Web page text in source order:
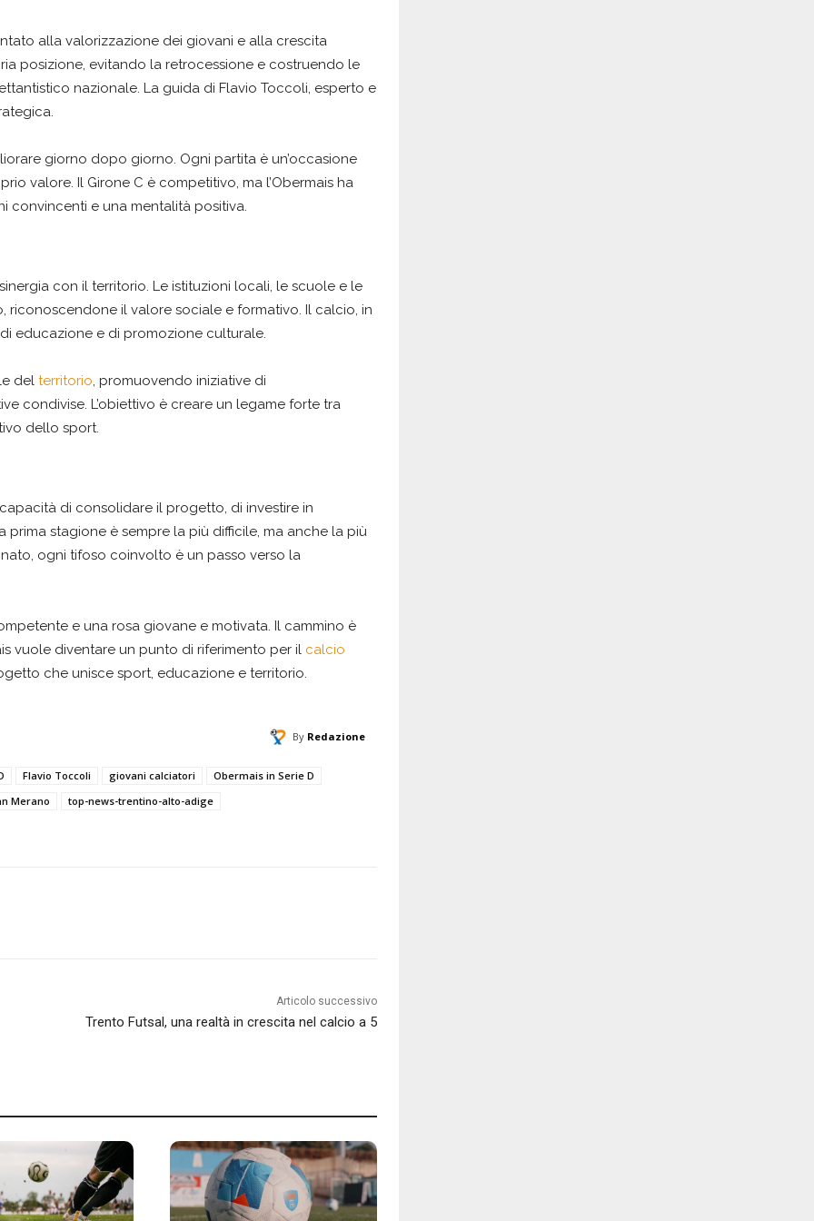
alla valorizzazione dei giovani e alla crescita
posizione, evitando la retrocessione e costruendo le
nazionale. La guida di Flavio Toccoli, esperto e
giorno dopo giorno. Ogni partita è un’occasione
valore. Il Girone C è competitivo, ma l’Obermais ha
convincenti e una mentalità positiva.
con il territorio. Le istituzioni locali, le scuole e le
il valore sociale e formativo. Il calcio, in
educazione e di promozione culturale.
del territorio , promuovendo iniziative di
condivise. L’obiettivo è creare un legame forte tra
dello sport.
di consolidare il progetto, di investire in
stagione è sempre la più difficile, ma anche la più
ogni tifoso coinvolto è un passo verso la
e una rosa giovane e motivata. Il cammino è
vuole diventare un punto di riferimento per il calcio
che unisce sport, educazione e territorio.
By Redazione
Flavio Toccoli giovani calciatori
Obermais in Serie D
Merano
top-news-trentino-alto-adige
Articolo successivo
Trento Futsal, una realtà in crescita nel calcio a 5